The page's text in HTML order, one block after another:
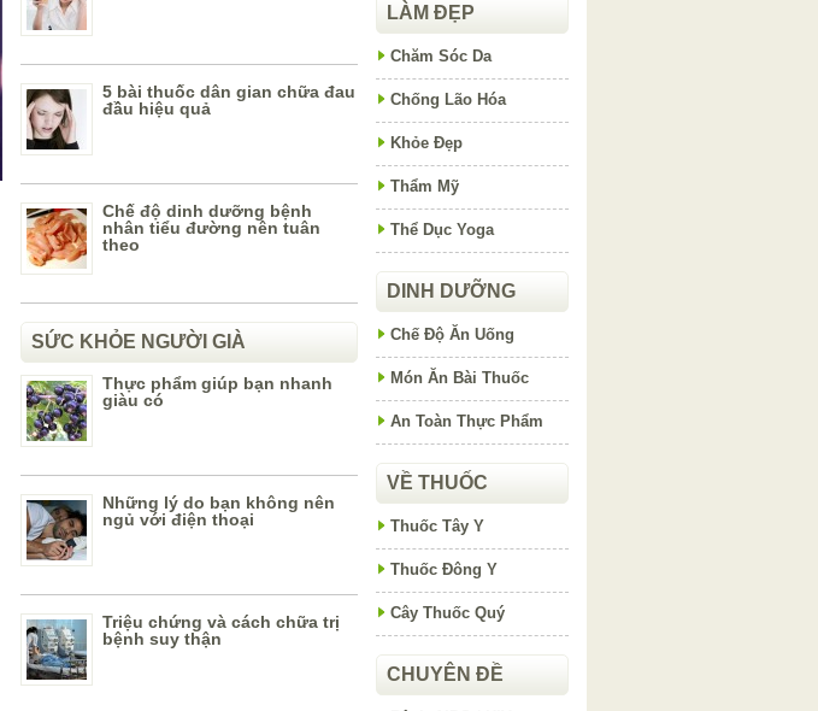
5 bài thuốc dân gian chữa đau
đầu hiệu quả
Chế độ dinh dưỡng bệnh
nhân tiểu đường nên tuân
theo
SỨC KHỎE NGƯỜI GIÀ
Thực phẩm giúp bạn nhanh
giàu có
Những lý do bạn không nên
ngủ với điện thoại
Triệu chứng và cách chữa trị
bệnh suy thận
LÀM ĐẸP
Chăm Sóc Da
Chống Lão Hóa
Khỏe Đẹp
Thẩm Mỹ
Thể Dục Yoga
DINH DƯỠNG
Chế Độ Ăn Uống
Món Ăn Bài Thuốc
An Toàn Thực Phẩm
VỀ THUỐC
Thuốc Tây Y
Thuốc Đông Y
Cây Thuốc Quý
CHUYÊN ĐỀ